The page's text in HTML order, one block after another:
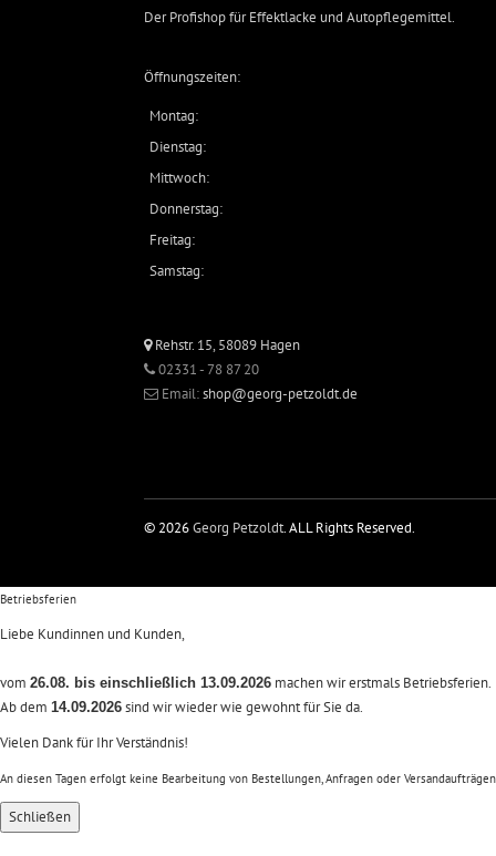
Der Profishop fürEffektlacke und Autopflegemittel.
Öffnungszeiten:
Montag:
Dienstag:
Mittwoch:
Donnerstag:
Freitag:
Samstag:
Rehstr. 15, 58089 Hagen
02331 - 78 87 20
Email:shop@georg-petzoldt.de
© 2026Georg Petzoldt. ALL Rights Reserved.
Betriebsferien
Liebe Kundinnen und Kunden,
vom 26.08. bis einschließlich 13.09.2026 machen wir erstmals Betriebsferien.
Ab dem 14.09.2026 sind wir wieder wie gewohnt für Sie da.
Vielen Dank für Ihr Verständnis!
An diesen Tagen erfolgt keine Bearbeitung von Bestellungen, Anfragen oder
Schließen